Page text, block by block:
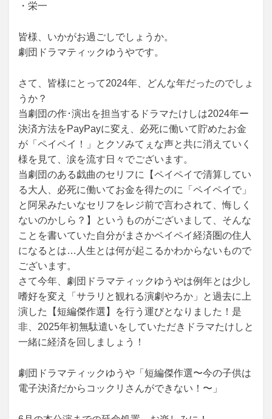
・栄一
皆様、いかがお過ごしでしょうか。
劇団ドラマティックゆうやです。
さて、皆様にとって2024年、どんな年だったのでしょ
うか？
当劇団の作･演出を担当するドラマたけしは2024年ー
決済方法をPayPayに変え、必死に働いて貯めたお金
が「ペイペイ！」とクソみてぇな声と共に消えていく
様を見て、涙を流す日々でございます。
当劇団のある戯曲のセリフに【ペイペイで清算してい
る大人、必死に働いてお金を得たのに「ペイペイで」
と阿呆みたいなセリフをレジ前で言わされて、悔しく
ないのかしら？】というものがございまして、そんな
ことを書いていた自分がまさかペイペイ経済圏の住人
になるとは…人生とは何が起こるかわからないもので
ございます。
さて今年、劇団ドラマティックゆうやは例年とは少し
嗜好を変え「サラリと観れる演劇やろか」と過去に上
演した【短編傑作選】を行う運びとなりました！是
非、2025年初無駄遣いをしていただきドラマたけしと
一緒に経済を回しましょう！
劇団ドラマティックゆうや「短編傑作選〜今の子供は
電子決済だからコックリさんができない！〜」